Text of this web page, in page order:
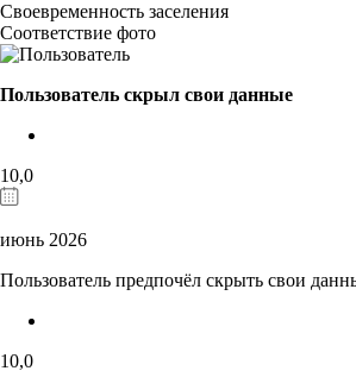
Своевременность заселения
Соответствие фото
Пользователь скрыл свои данные
10,0
июнь 2026
Пользователь предпочёл скрыть свои
10,0